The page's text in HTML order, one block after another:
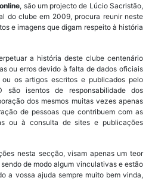
, são um projecto de Lúcio Sacristão,
do clube em 2009, procura reunir neste
e imagens que digam respeito à história
a história deste clube centenário
ou erros devido à falta de dados oficiais
os artigos escritos e publicados pelo
são isentos de responsabilidade dos
dos mesmos muitas vezes apenas
de pessoas que contribuem com as
ou à consulta de sites e publicações
nesta secção, visam apenas um teor
de modo algum vinculativas e estão
a vossa ajuda sempre muito bem vinda,